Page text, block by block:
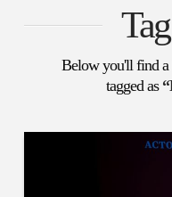
Below you'll find a
tagged as